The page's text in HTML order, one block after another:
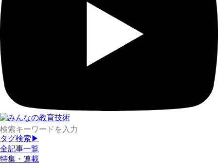
タグ検索▶
全記事一覧
特集・連載